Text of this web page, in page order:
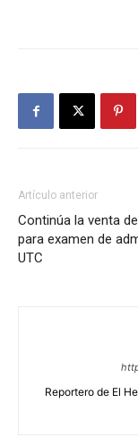
Artículo anterior
Continúa la venta
para examen de
UTC
Reportero de El